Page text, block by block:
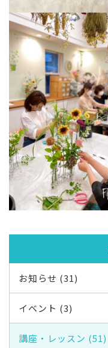
お知らせ (31)
イベント (3)
講座・レッスン (51)